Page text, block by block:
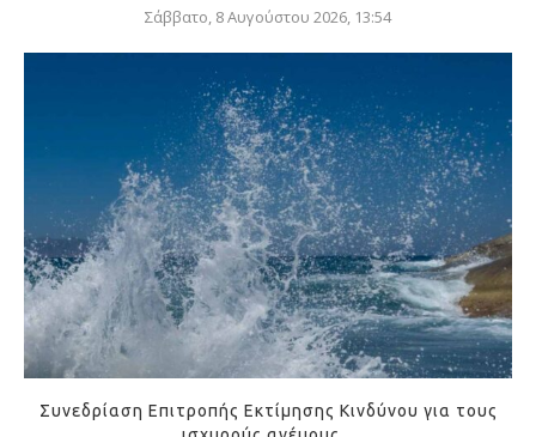
Σάββατο, 8 Αυγούστου 2026, 13:54
Συνεδρίαση Επιτροπής Εκτίμησης Κινδύνου για τους